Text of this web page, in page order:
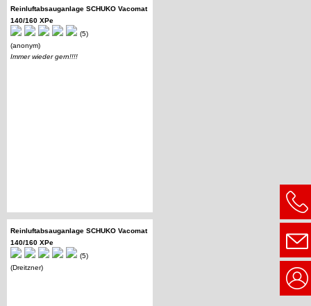
Reinluftabsauganlage SCHUKO Vacomat
140/160 XPe
(5)
(anonym)
Immer wieder gern!!!!
Reinluftabsauganlage SCHUKO Vacomat
140/160 XPe
(5)
(Dreitzner)